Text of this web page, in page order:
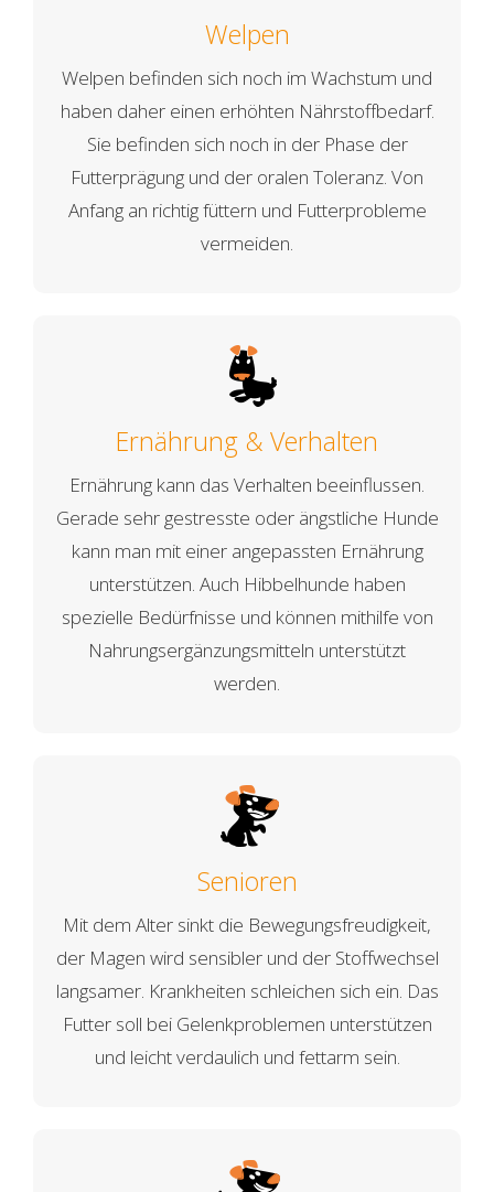
Welpen
Welpen befinden sich noch im Wachstum und
haben daher einen erhöhten Nährstoffbedarf.
Sie befinden sich noch in der Phase der
Futterprägung und der oralen Toleranz. Von
Anfang an richtig füttern und Futterprobleme
vermeiden.
Ernährung & Verhalten
Ernährung kann das Verhalten beeinflussen.
Gerade sehr gestresste oder ängstliche Hunde
kann man mit einer angepassten Ernährung
unterstützen. Auch Hibbelhunde haben
spezielle Bedürfnisse und können mithilfe von
Nahrungsergänzungsmitteln unterstützt
werden.
Senioren
Mit dem Alter sinkt die Bewegungsfreudigkeit,
der Magen wird sensibler und der Stoffwechsel
langsamer. Krankheiten schleichen sich ein. Das
Futter soll bei Gelenkproblemen unterstützen
und leicht verdaulich und fettarm sein.